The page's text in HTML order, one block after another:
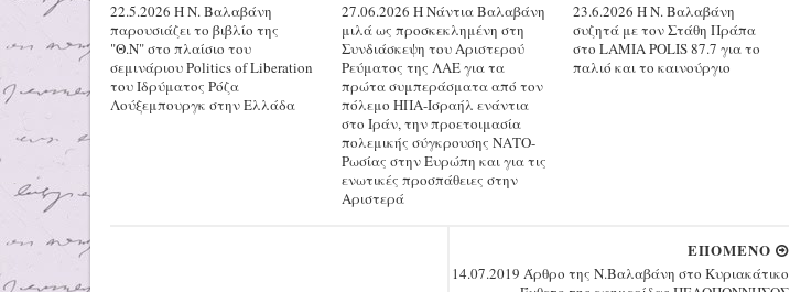
22.5.2026 H N. Βαλαβάνη
παρουσιάζει το βιβλίο της
"Θ.Ν" στο πλαίσιο του
σεμινάριου Politics of Liberation
του Ιδρύματος Ρόζα
Λούξεμπουργκ στην Ελλάδα
27.06.2026 H Νάντια Βαλαβάνη
μιλά ως προσκεκλημένη στη
Συνδιάσκεψη του Αριστερού
Ρεύματος της ΛΑΕ για τα
πρώτα συμπεράσματα από τον
πόλεμο ΗΠΑ-Ισραήλ ενάντια
στο Ιράν, την προετοιμασία
πολεμικής σύγκρουσης ΝΑΤΟ-
Ρωσίας στην Ευρώπη και για τις
ενωτικές προσπάθειες στην
Αριστερά
23.6.2026 Η Ν. Βαλαβάνη
συζητά με τον Στάθη Πράπα
στο LAMIA POLIS 87.7 για το
παλιό και το καινούργιο
ΕΠΟΜΕΝΟ
14.07.2019 Άρθρο της Ν.Βαλαβάνη στο Κυριακάτικο